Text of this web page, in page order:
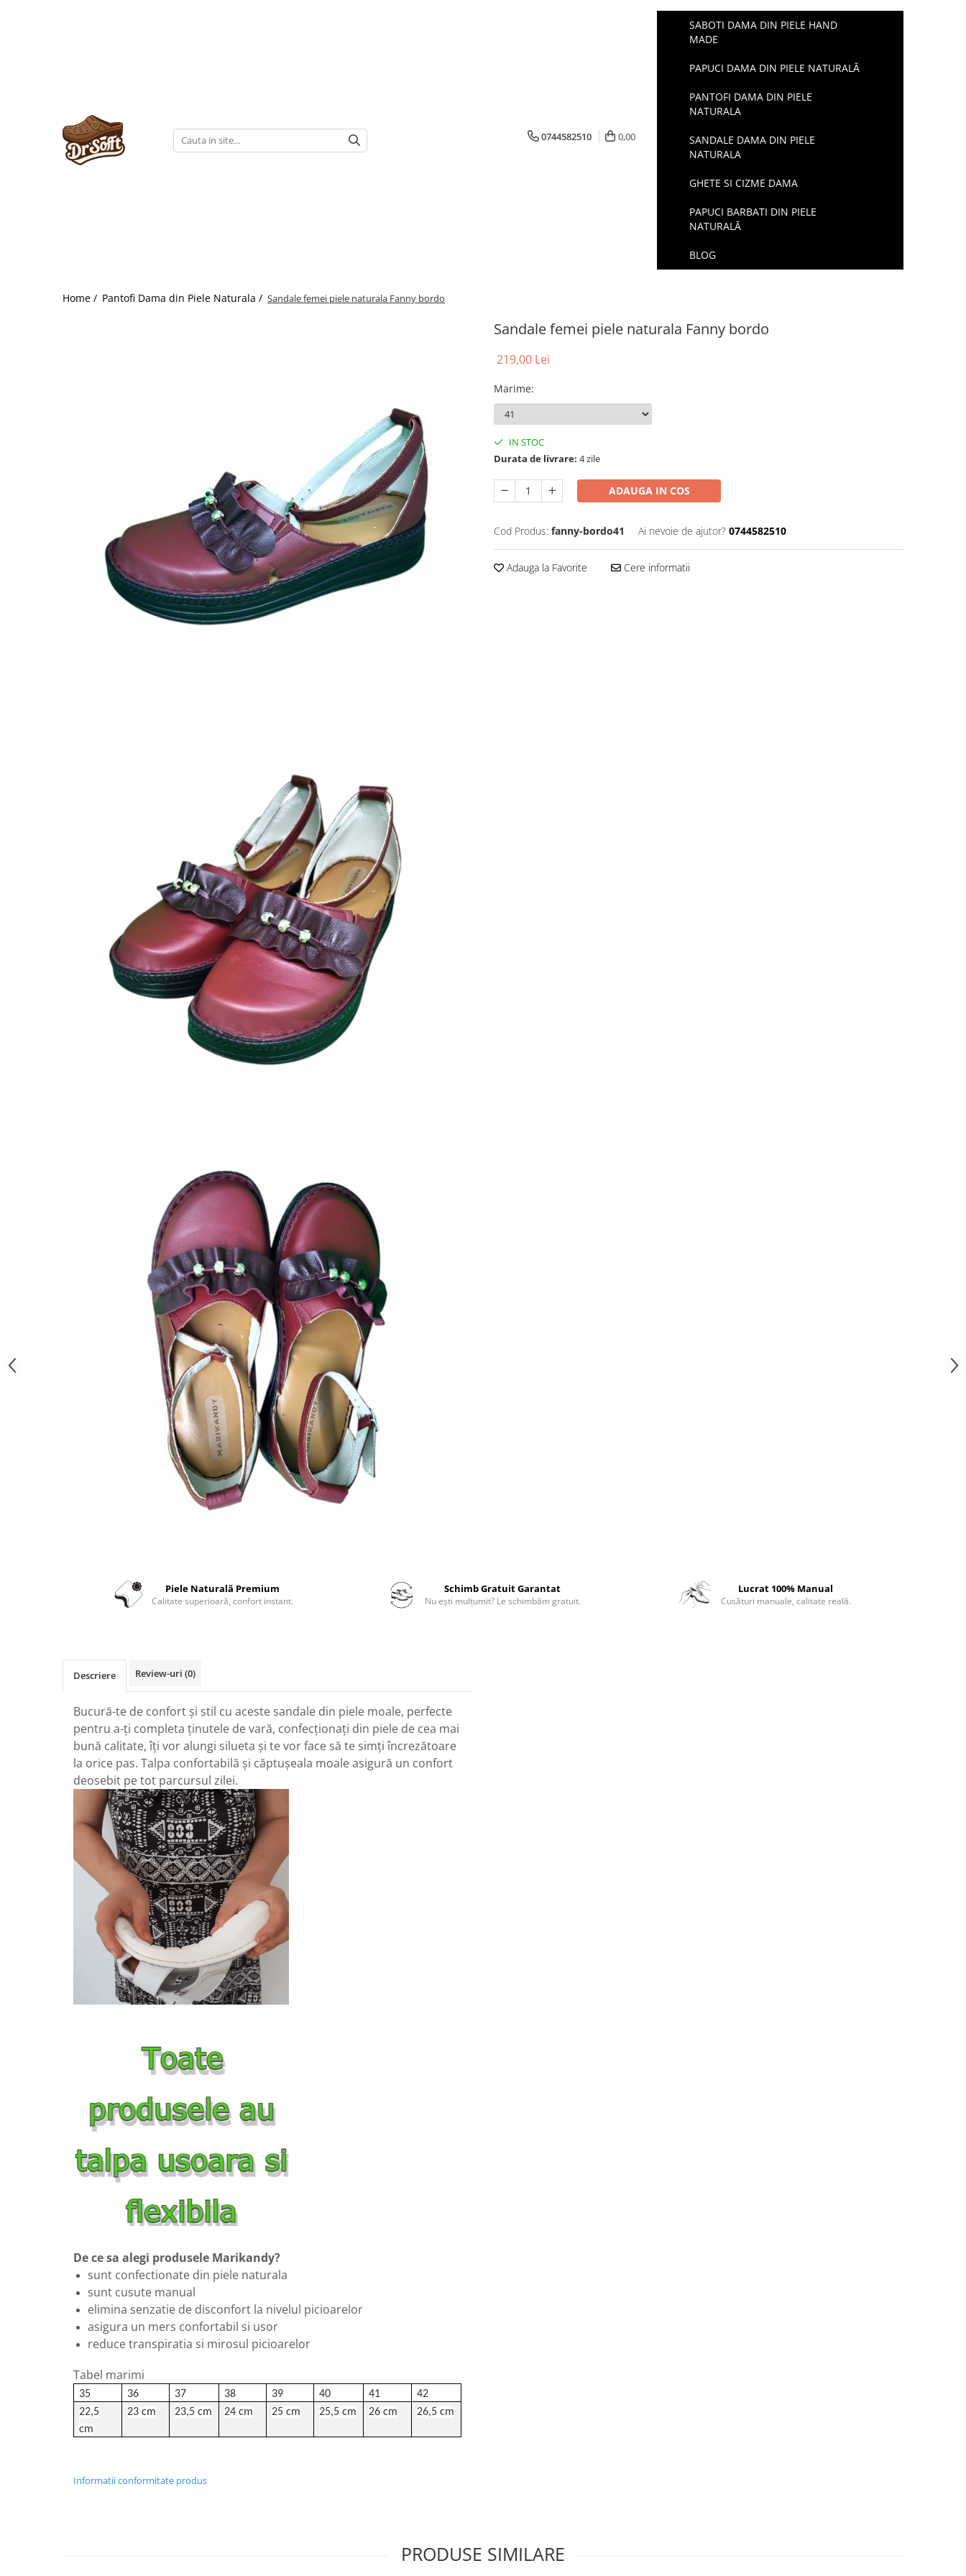
0744582510 0,00
SABOTI DAMA DIN PIELE HAND
MADE
PAPUCI DAMA DIN PIELE NATURALĂ
PANTOFI DAMA DIN PIELE
NATURALA
SANDALE DAMA DIN PIELE
NATURALA
GHETE SI CIZME DAMA
PAPUCI BARBATI DIN PIELE
NATURALĂ
BLOG
Home / Pantofi Dama din Piele Naturala / Sandale femei piele naturala Fanny bordo
Sandale femei piele naturala Fanny bordo
219,00 Lei
Marime:
IN STOC
Durata de livrare: 4 zile
ADAUGA IN COS
Cod Produs: fanny-bordo41 Ai nevoie de ajutor? 0744582510
Adauga la Favorite Cere informatii
Piele Naturală Premium
Calitate superioară, confort instant.
Schimb Gratuit Garantat
Nu ești mulțumit? Le schimbăm gratuit.
Lucrat 100% Manual
Cusături manuale, calitate reală.
Descriere Review-uri (0)
Bucură-te de confort și stil cu aceste sandale din piele moale, perfecte
pentru a-ți completa ținutele de vară, confecționați din piele de cea mai
bună calitate, îți vor alungi silueta și te vor face să te simți încrezătoare
la orice pas. Talpa confortabilă și căptușeala moale asigură un confort
deosebit pe tot parcursul zilei.
De ce sa alegi produsele Marikandy?
sunt confectionate din piele naturala
sunt cusute manual
elimina senzatie de disconfort la nivelul picioarelor
asigura un mers confortabil si usor
reduce transpiratia si mirosul picioarelor
Tabel marimi
35 36 37 38 39 40 41
42
22,5
cm
23 cm 23,5 cm 24 cm 25 cm 25,5 cm 26 cm 26,5 cm
Informatii conformitate produs
PRODUSE SIMILARE